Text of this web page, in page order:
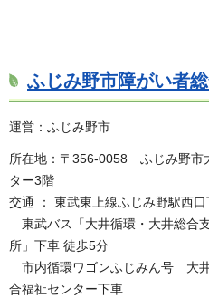
ふじみ野市障がい者
運営：ふじみ野市
所在地：〒356-0058 ふじみ野市
ター3階
交通 ： 東武東上線ふじみ野駅西口
東武バス「大井循環・大井総合
所」下車 徒歩5分
市内循環ワゴンふじみん号 大
合福祉センター下車